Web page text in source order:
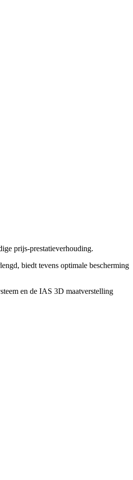
prijs-prestatieverhouding.
biedt tevens optimale bescherming
en de IAS 3D maatverstelling